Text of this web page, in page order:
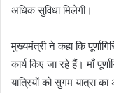
अधिक सुविधा मिलेगी।
मुख्यमंत्री ने कहा कि
कार्य किए जा रहे हैं। माँ
यात्रियों को सुगम यात्रा